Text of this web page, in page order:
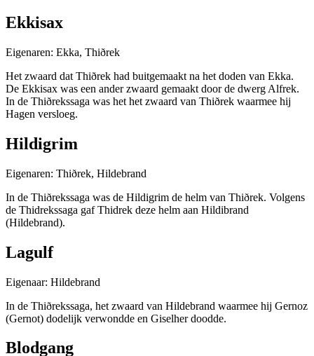
Ekkisax
Eigenaren: Ekka, Thiðrek
Het zwaard dat Thiðrek had buitgemaakt na het doden van Ekka.
De Ekkisax was een ander zwaard gemaakt door de dwerg Alfrek.
In de Thiðrekssaga was het het zwaard van Thiðrek waarmee hij
Hagen versloeg.
Hildigrim
Eigenaren: Thiðrek, Hildebrand
In de Thiðrekssaga was de Hildigrim de helm van Thiðrek. Volgens
de Thidrekssaga gaf Thidrek deze helm aan Hildibrand
(Hildebrand).
Lagulf
Eigenaar: Hildebrand
In de Thiðrekssaga, het zwaard van Hildebrand waarmee hij Gernoz
(Gernot) dodelijk verwondde en Giselher doodde.
Blodgang